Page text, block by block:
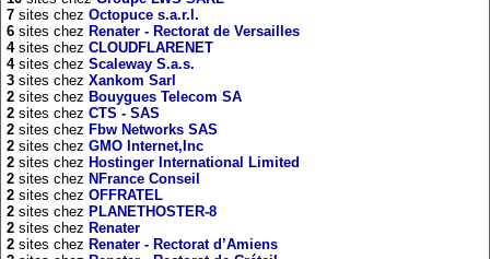
7 sites chez Octopuce s.a.r.l.
6 sites chez Renater - Rectorat de Versailles
4sites chez CLOUDFLARENET
4sites chez Scaleway S.a.s.
3 sites chez Xankom Sarl
2 sites chez Bouygues Telecom SA
2 sites chez CTS - SAS
2 sites chez Fbw Networks SAS
2 sites chez GMO Internet,Inc
2 sites chez Hostinger International Limited
2 sites chez NFrance Conseil
2 sites chez OFFRATEL
2 sites chez PLANETHOSTER-8
2 sites chez Renater
2 sites chez Renater - Rectorat d’Amiens